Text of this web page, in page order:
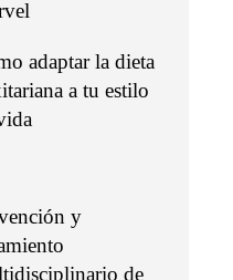
adaptar la dieta
a tu estilo
y
de